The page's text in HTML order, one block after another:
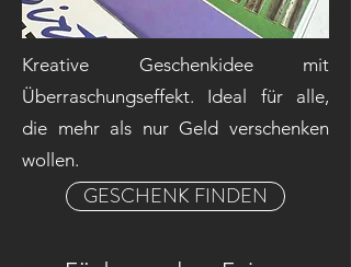
Kreative Geschenkidee mit
Überraschungseffekt. Ideal für alle,
die mehr als nur Geld verschenken
wollen.
GESCHENK FINDEN